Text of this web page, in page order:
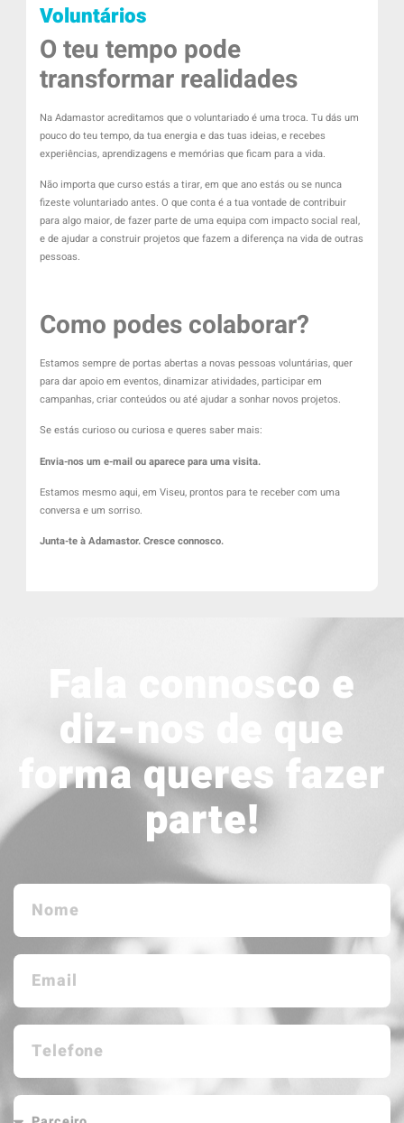
Voluntários
O teu tempo pode
transformar realidades
Na Adamastor acreditamos que o voluntariado é uma troca. Tu dás um
pouco do teu tempo, da tua energia e das tuas ideias, e recebes
experiências, aprendizagens e memórias que ficam para a vida.
Não importa que curso estás a tirar, em que ano estás ou se nunca
fizeste voluntariado antes. O que conta é a tua vontade de contribuir
para algo maior, de fazer parte de uma equipa com impacto social real,
e de ajudar a construir projetos que fazem a diferença na vida de outras
pessoas.
Como podes colaborar?
Estamos sempre de portas abertas a novas pessoas voluntárias, quer
para dar apoio em eventos, dinamizar atividades, participar em
campanhas, criar conteúdos ou até ajudar a sonhar novos projetos.
Se estás curioso ou curiosa e queres saber mais:
Envia-nos um e-mail ou aparece para uma visita.
Estamos mesmo aqui, em Viseu, prontos para te receber com uma
conversa e um sorriso.
Junta-te à Adamastor. Cresce connosco.
Fala connosco e
diz-nos de que
forma queres fazer
parte!